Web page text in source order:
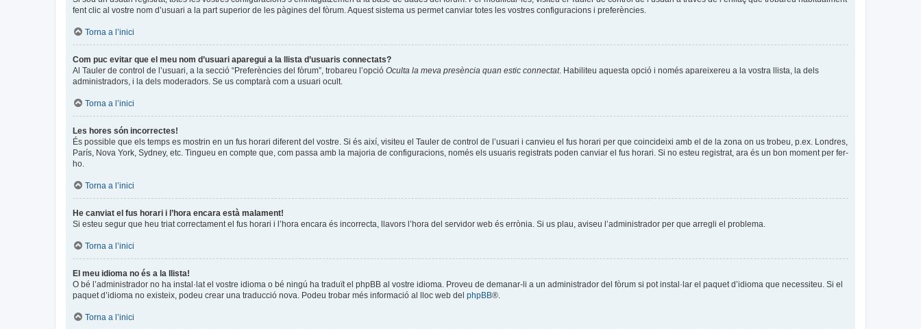
fent clic al vostre nom d’usuari a la part superior de les pàgines del fòrum. Aquest sistema us permet canviar totes les vostres configuracions i preferències.
Torna a l’inici
Com puc evitar que el meu nom d’usuari aparegui a la llista d’usuaris connectats?
Al Tauler de control de l’usuari, a la secció “Preferències del fòrum”, trobareu l’opció Oculta la meva presència quan estic connectat. Habiliteu aquesta opció i només apareixereu a la vostra llista, la dels
administradors, i la dels moderadors. Se us comptarà com a usuari ocult.
Torna a l’inici
Les hores són incorrectes!
És possible que els temps es mostrin en un fus horari diferent del vostre. Si és així, visiteu el Tauler de control de l’usuari i canvieu el fus horari per que coincideixi amb el de la zona on us trobeu, p.ex. Londres,
París, Nova York, Sydney, etc. Tingueu en compte que, com passa amb la majoria de configuracions, només els usuaris registrats poden canviar el fus horari. Si no esteu registrat, ara és un bon moment per fer-
ho.
Torna a l’inici
He canviat el fus horari i l’hora encara està malament!
Si esteu segur que heu triat correctament el fus horari i l’hora encara és incorrecta, llavors l’hora del servidor web és errònia. Si us plau, aviseu l’administrador per que arregli el problema.
Torna a l’inici
El meu idioma no és a la llista!
O bé l’administrador no ha instal·lat el vostre idioma o bé ningú ha traduït el phpBB al vostre idioma. Proveu de demanar-li a un administrador del fòrum si pot instal·lar el paquet d’idioma que necessiteu. Si el
paquet d’idioma no existeix, podeu crear una traducció nova. Podeu trobar més informació al lloc web del phpBB®.
Torna a l’inici